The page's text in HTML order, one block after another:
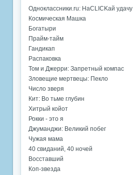
Одноклассники.ru: НаCLICKай удачу
Космическая Машка
Богатыри
Прайм-тайм
Гандикап
Распаковка
Том и Джерри: Запретный компас
Зловещие мертвецы: Пекло
Число зверя
Кит: Во тьме глубин
Хитрый койот
Рокки - это я
Джуманджи: Великий побег
Чужая мама
40 свиданий, 40 ночей
Восставший
Коп-звезда